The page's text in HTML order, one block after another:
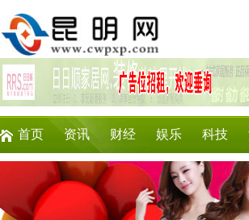
首页 资讯 财经 娱乐 科技
游戏 美食 商讯 理财